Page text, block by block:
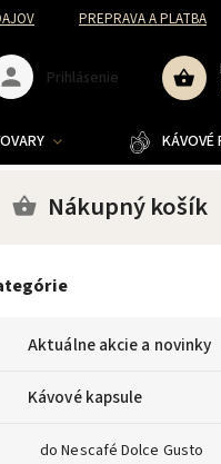
PREPRAVA A PLATBA
Prihlásenie
KÁVOVÉ
Nákupný košík
Aktuálne akcie a novinky
Kávové kapsule
do Nescafé Dolce Gusto